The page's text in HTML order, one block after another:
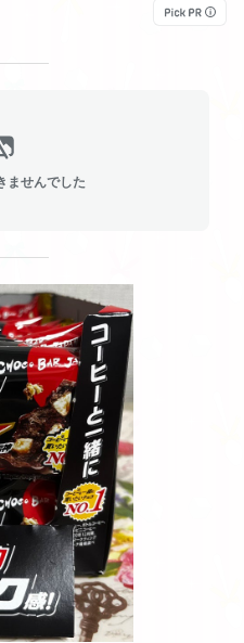
ませんでした